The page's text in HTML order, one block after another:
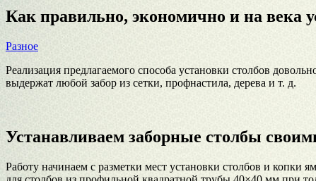
Как правильно, экономично и на века
Разное
Реализация предлагаемого способа установки столбов
выдержат любой забор из сетки, профнастила, дерева и т. д.
Устанавливаем заборные столбы
Работу начинаем с разметки мест установки столбов и